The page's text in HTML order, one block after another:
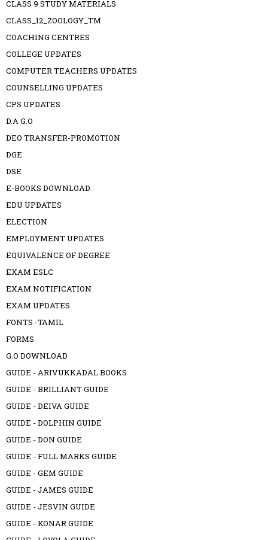
CLASS 9 STUDY MATERIALS
CLASS_12_ZOOLOGY_TM
COACHING CENTRES
COLLEGE UPDATES
COMPUTER TEACHERS UPDATES
COUNSELLING UPDATES
CPS UPDATES
D.A G.O
DEO TRANSFER-PROMOTION
DGE
DSE
E-BOOKS DOWNLOAD
EDU UPDATES
ELECTION
EMPLOYMENT UPDATES
EQUIVALENCE OF DEGREE
EXAM ESLC
EXAM NOTIFICATION
EXAM UPDATES
FONTS -TAMIL
FORMS
G.O DOWNLOAD
GUIDE - ARIVUKKADAL BOOKS
GUIDE - BRILLIANT GUIDE
GUIDE - DEIVA GUIDE
GUIDE - DOLPHIN GUIDE
GUIDE - DON GUIDE
GUIDE - FULL MARKS GUIDE
GUIDE - GEM GUIDE
GUIDE - JAMES GUIDE
GUIDE - JESVIN GUIDE
GUIDE - KONAR GUIDE